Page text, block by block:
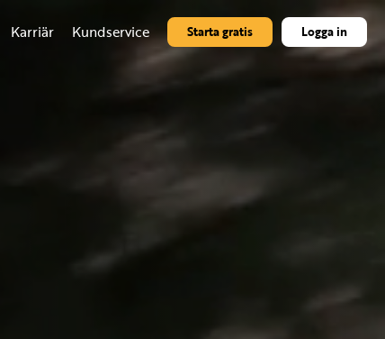
Karriär Kundservice Starta gratis Logga in